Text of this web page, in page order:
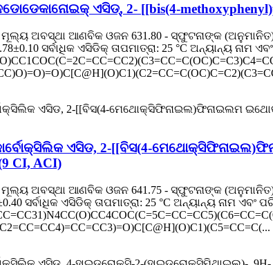
ଏସିଡ୍, 2- [[bis(4-
ଆଣବିକ ଓଜନ 631.80 - ସ୍ଫୁଟନାଙ୍କ (ଅନୁମାନିତ)
ସର୍ବାଧିକ ଏସିଡିକ୍ ତାପମାତ୍ରା: 25 °C ଅନ୍ୟାନ୍ୟ
ଏସିଡ, 2-[[ବିସ(4-
CI, ACI)
ଆଣବିକ ଓଜନ 641.75 - ସ୍ଫୁଟନାଙ୍କ (ଅନୁମାନିତ)
ସର୍ବାଧିକ ଏସିଡିକ୍ ତାପମାତ୍ରା: 25 °C ଅନ୍ୟାନ୍ୟ ନାମ